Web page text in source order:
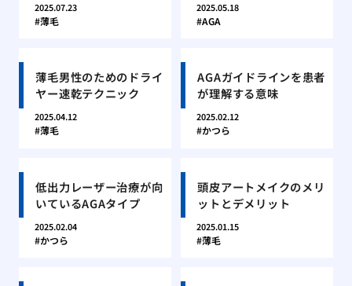
2025.07.23
薄毛
2025.05.18
AGA
薄毛男性のためのドライ
ヤー速乾テクニック
2025.04.12
薄毛
AGAガイドラインを患者
が理解する意味
2025.02.12
かつら
低出力レーザー治療が向
いているAGAタイプ
2025.02.04
かつら
頭皮アートメイクのメリ
ットとデメリット
2025.01.15
薄毛